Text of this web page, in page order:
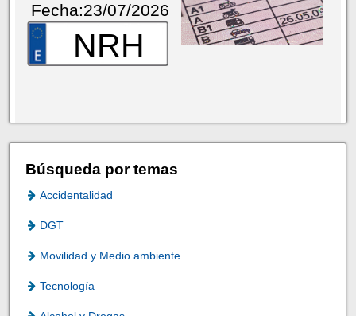
Fecha:23/07/2026
NRH
Búsqueda por temas
Accidentalidad
DGT
Movilidad y Medio ambiente
Tecnología